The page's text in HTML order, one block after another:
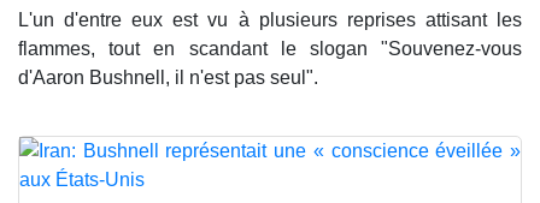
L'un d'entre eux est vu à plusieurs reprises attisant les
flammes, tout en scandant le slogan "Souvenez-vous
d'Aaron Bushnell, il n'est pas seul".